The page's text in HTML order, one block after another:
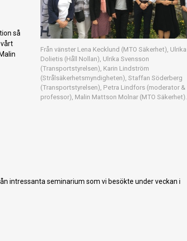
så
Från vänster Lena Kecklund (MTO Säkerhet), Ulrika
Dolietis (Håll Nollan), Ulrika Svensson
(Transportstyrelsen), Karin Lindström
(Strålsäkerhetsmyndigheten), Staffan Söderberg
(Transportstyrelsen), Petra Lindfors (moderator &
professor), Malin Mattson Molnar (MTO Säkerhet).
intressanta seminarium som vi besökte under veckan i